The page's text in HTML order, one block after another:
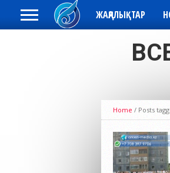
ЖАҢАЛЫҚТАР
Home / Posts